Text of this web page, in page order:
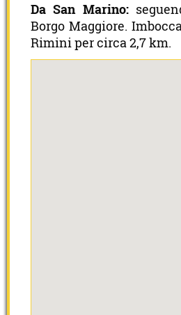
Da San Marino:
Borgo Maggiore.
Rimini per circa 2,7 km.